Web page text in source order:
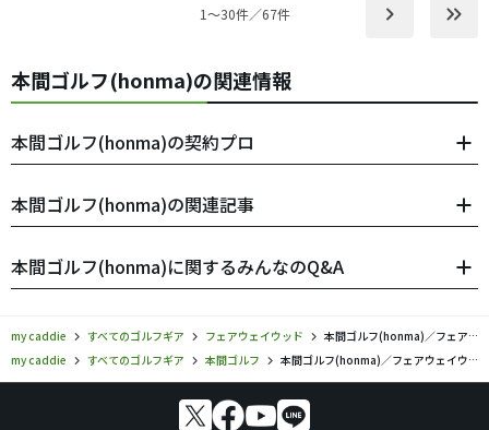
1〜30件／67件 keyboard_arrow_right keyboard_double_arrow_right
本間ゴルフ(honma)の関連情報
本間ゴルフ(honma)の契約プロ
本間ゴルフ(honma)の関連記事
本間ゴルフ(honma)に関するみんなのQ&A
my caddie すべてのゴルフギア フェアウェイウッド
本間ゴルフ(honma)／フェアウェイウッドの口コミ評価
my caddie
すべてのゴルフギア 本間ゴルフ 本間ゴルフ(honma)／フェアウェイウッドの口コミ評価